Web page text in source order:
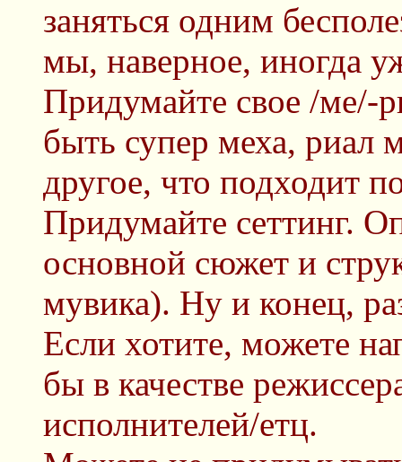
заняться одним
мы, наверное, иногда
Придумайте свое /ме/-
быть супер меха, риал
другое, что подходит
Придумайте сеттинг.
основной сюжет и
мувика). Ну и конец,
Если хотите, можете
бы в качестве
исполнителей/етц.